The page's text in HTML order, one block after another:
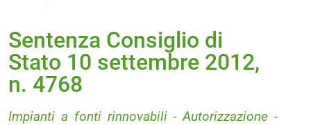
Sentenza Consiglio di
Stato 10 settembre 2012,
n. 4768
Impianti a fonti rinnovabili - Autorizzazione -